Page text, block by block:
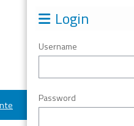
Login
Username
Password